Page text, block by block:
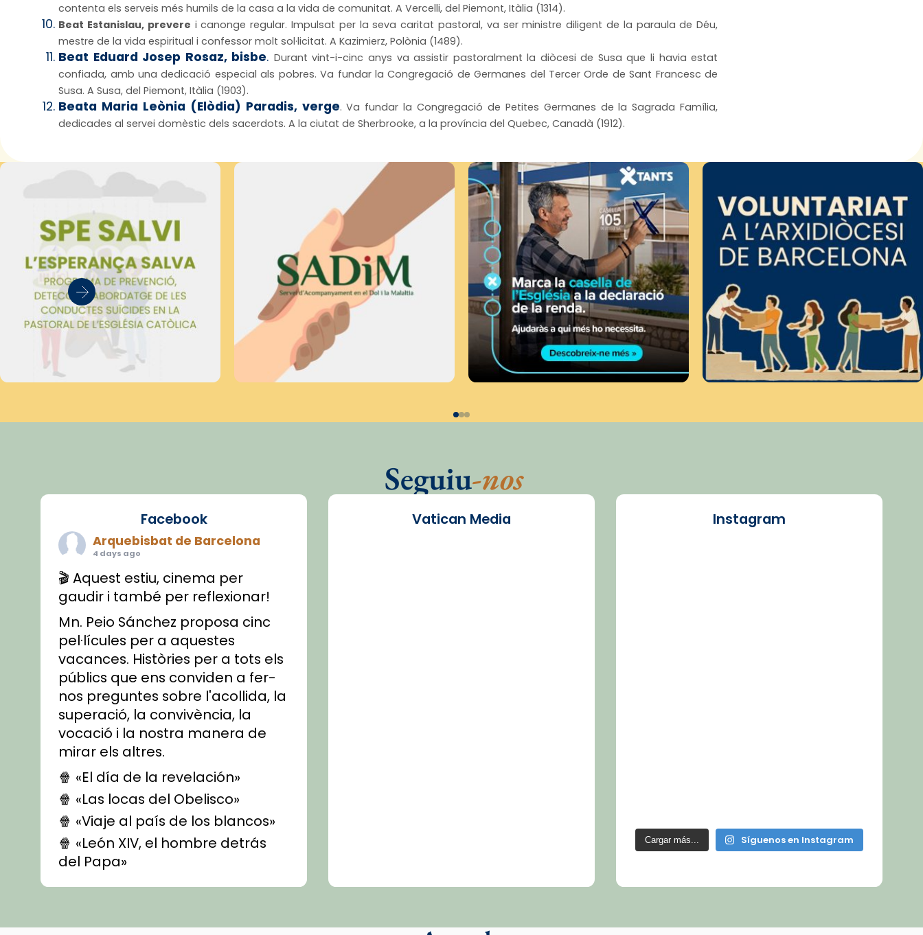
contenta els serveis més humils de la casa a la vida de comunitat. A Vercelli, del Piemont, Itàlia (1314).
Beat Estanislau, prevere i canonge regular. Impulsat per la seva caritat pastoral, va ser ministre diligent de la paraula de Déu,
mestre de la vida espiritual i confessor molt sol·licitat. A Kazimierz, Polònia (1489).
Beat Eduard Josep Rosaz, bisbe. Durant vint-i-cinc anys va assistir pastoralment la diòcesi de Susa que li havia estat
confiada, amb una dedicació especial als pobres. Va fundar la Congregació de Germanes del Tercer Orde de Sant Francesc de
Susa. A Susa, del Piemont, Itàlia (1903).
Beata Maria Leònia (Elòdia) Paradis, verge. Va fundar la Congregació de Petites Germanes de la Sagrada Família,
dedicades al servei domèstic dels sacerdots. A la ciutat de Sherbrooke, a la província del Quebec, Canadà (1912).
Seguiu-nos
Facebook
Arquebisbat de Barcelona
4 days ago
🎬 Aquest estiu, cinema per
gaudir i també per reflexionar!
Mn. Peio Sánchez proposa cinc
pel·lícules per a aquestes
vacances. Històries per a tots els
públics que ens conviden a fer-
nos preguntes sobre l'acollida, la
superació, la convivència, la
vocació i la nostra manera de
mirar els altres.
🍿 «El día de la revelación»
🍿 «Las locas del Obelisco»
🍿 «Viaje al país de los blancos»
🍿 «León XIV, el hombre detrás
del Papa»
🍿 «Las ovejas detectives»
recomanacions i prepara una
Vatican Media Instagram
Cargar más... Síguenos en Instagram